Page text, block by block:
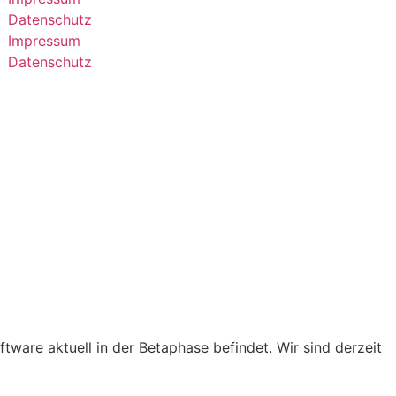
Datenschutz
Impressum
Datenschutz
aktuell in der Betaphase befindet. Wir sind derzeit